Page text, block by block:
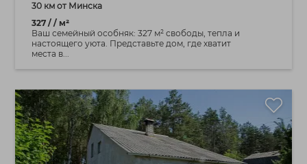
30 км от Минска
327 / / м²
Ваш семейный особняк: 327 м² свободы, тепла и
настоящего уюта. Представьте дом, где хватит
места в...